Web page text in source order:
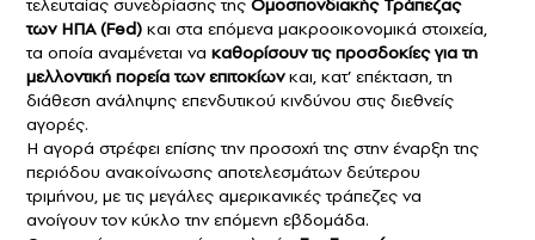
τελευταίας συνεδρίασης της Ομοσπονδιακής Τράπεζας
των ΗΠΑ (Fed) και στα επόμενα μακροοικονομικά στοιχεία,
τα οποία αναμένεται να καθορίσουν τις προσδοκίες για τη
μελλοντική πορεία των επιτοκίωνκαι, κατ’ επέκταση, τη
διάθεση ανάληψης επενδυτικού κινδύνου στις διεθνείς
αγορές.
Η αγορά στρέφει επίσης την προσοχή της στην έναρξη της
περιόδου ανακοίνωσης αποτελεσμάτων δεύτερου
τριμήνου, με τις μεγάλες αμερικανικές τράπεζες να
ανοίγουν τον κύκλο την επόμενη εβδομάδα.